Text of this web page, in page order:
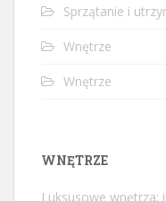
Sprzątanie i
Wnętrze
Wnętrze
WNĘTRZE
Luksusowe wnętrza: